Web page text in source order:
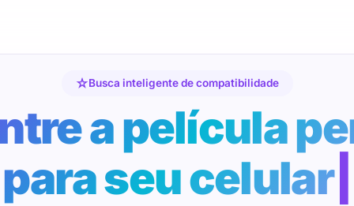
Busca inteligente de compatibilidade
a película
para seu celular